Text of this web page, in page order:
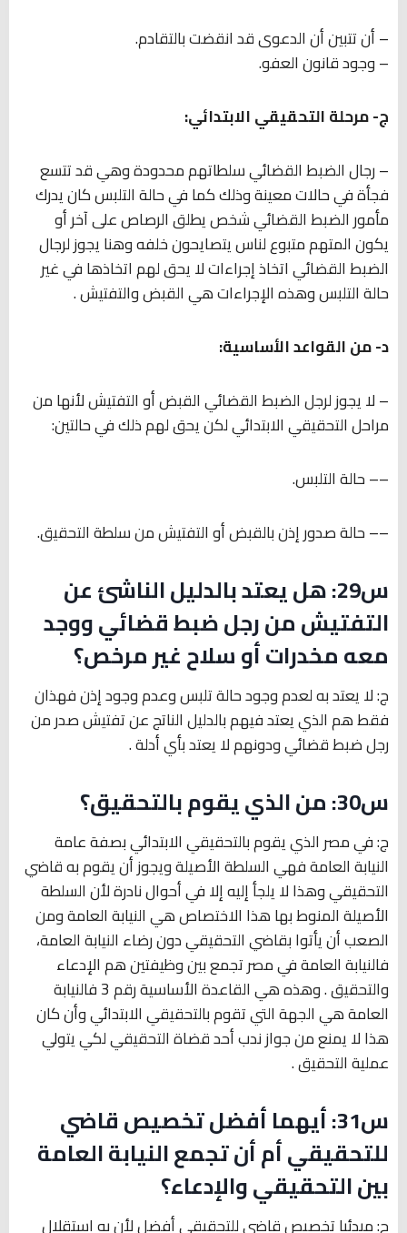
– أن تتبين أن الدعوى قد انقضت بالتقادم.
– وجود قانون العفو.
ج- مرحلة التحقيقي الابتدائي:
– رجال الضبط القضائي سلطاتهم محدودة وهي قد تتسع
فجأة في حالات معينة وذلك كما في حالة التلبس كان يدرك
مأمور الضبط القضائي شخص يطلق الرصاص على آخر أو
يكون المتهم متبوع لناس يتصايحون خلفه وهنا يجوز لرجال
الضبط القضائي اتخاذ إجراءات لا يحق لهم اتخاذها في غير
حالة التلبس وهذه الإجراءات هي القبض والتفتيش .
د- من القواعد الأساسية:
– لا يجوز لرجل الضبط القضائي القبض أو التفتيش لأنها من
مراحل التحقيقي الابتدائي لكن يحق لهم ذلك في حالتين:
–– حالة التلبس.
–– حالة صدور إذن بالقبض أو التفتيش من سلطة التحقيق.
س29: هل يعتد بالدليل الناشئ عن
التفتيش من رجل ضبط قضائي ووجد
معه مخدرات أو سلاح غير مرخص؟
ج: لا يعتد به لعدم وجود حالة تلبس وعدم وجود إذن فهذان
فقط هم الذي يعتد فيهم بالدليل الناتج عن تفتيش صدر من
رجل ضبط قضائي ودونهم لا يعتد بأي أدلة .
س30: من الذي يقوم بالتحقيق؟
ج: في مصر الذي يقوم بالتحقيقي الابتدائي بصفة عامة
النيابة العامة فهي السلطة الأصيلة ويجوز أن يقوم به قاضي
التحقيقي وهذا لا يلجأ إليه إلا في أحوال نادرة لأن السلطة
الأصيلة المنوط بها هذا الاختصاص هي النيابة العامة ومن
الصعب أن يأتوا بقاضي التحقيقي دون رضاء النيابة العامة،
فالنيابة العامة في مصر تجمع بين وظيفتين هم الإدعاء
والتحقيق . وهذه هي القاعدة الأساسية رقم 3 فالنيابة
العامة هي الجهة التي تقوم بالتحقيقي الابتدائي وأن كان
هذا لا يمنع من جواز ندب أحد قضاة التحقيقي لكي يتولي
عملية التحقيق .
س31: أيهما أفضل تخصيص قاضي
للتحقيقي أم أن تجمع النيابة العامة
بين التحقيقي والإدعاء؟
ج: مبدئيا تخصيص قاضي للتحقيقي أفضل لأن به استقلال